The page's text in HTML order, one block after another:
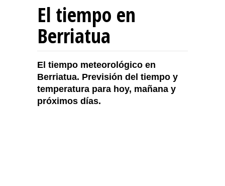
El tiempo en
Berriatua
El tiempo meteorológico en
Berriatua. Previsión del tiempo y
temperatura para hoy, mañana y
próximos días.